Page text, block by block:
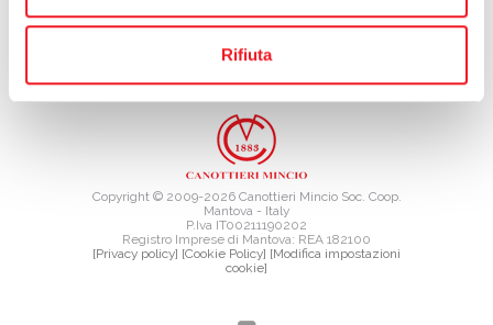
Rifiuta
Copyright © 2009-2026 Canottieri Mincio Soc. Coop.
Mantova - Italy
P.Iva IT00211190202
Registro Imprese di Mantova: REA 182100
[Privacy policy] [Cookie Policy] [Modifica impostazioni
cookie]